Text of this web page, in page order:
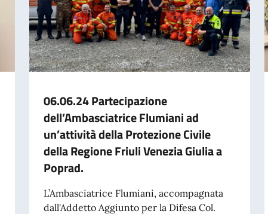
06.06.24 Partecipazione
dell’Ambasciatrice Flumiani ad
un’attività della Protezione Civile
della Regione Friuli Venezia Giulia a
Poprad.
L’Ambasciatrice Flumiani, accompagnata
dall'Addetto Aggiunto per la Difesa Col.